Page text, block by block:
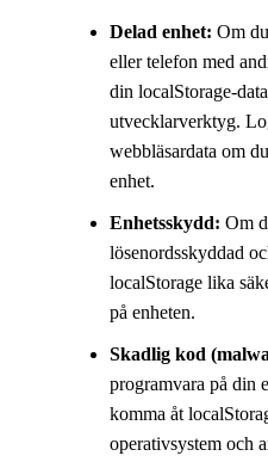
Delad enhet: Om
eller telefon med
din localStorage-
utvecklarverktyg.
webbläsardata om
enhet.
Enhetsskydd: Om
lösenordsskyddad
localStorage lika
på enheten.
Skadlig kod
programvara på din
komma åt
operativsystem och